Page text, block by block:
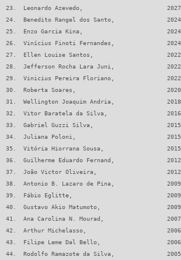
23.  Leonardo Azevedo,                        2027
24.  Benedito Rangel dos Santo,
25.  Enzo Garcia Kina,                        2024
26.  Vinícius Finoti Fernandes,               2024
27.  Ellen Louise Santos,                     2022
28.  Jefferson Rocha Lara Juni,               2022
29.  Vinicius Pereira Floriano,               2022
30.  Roberta Soares,                          2020
31.  Wellington Joaquim Andria,
32.  Vitor Baratela da Silva,                 2016
33.  Gabriel Guzzi Silva,                     2015
34.  Juliana Poloni,                          2015
35.  Vitória Hiorrana Sousa,                  2015
36.  Guilherme Eduardo Fernand,
37.  João Victor Oliveira,                    2012
38.  Antonio B. Lazaro de Pina,               2009
39.  Fábio Eglitte,                           2009
40.  Gustavo Akio Matumoto,
41.  Ana Carolina N. Mourad,                  2007
42.  Arthur Michelasso,                       2006
43.  Filipe Leme Dal Bello,                   2006
44.  Rodolfo Ramazote da Silva,